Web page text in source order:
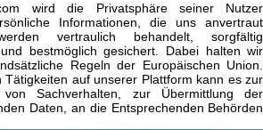
wird die Privatsphäre seiner Nutzer
Informationen, die uns anvertraut
vertraulich behandelt, sorgfältig
bestmöglich gesichert. Dabei halten wir
Regeln der Europäischen Union.
Tätigkeiten auf unserer Plattform kann es zur
von Sachverhalten, zur Übermittlung der
Daten, an die Entsprechenden Behörden